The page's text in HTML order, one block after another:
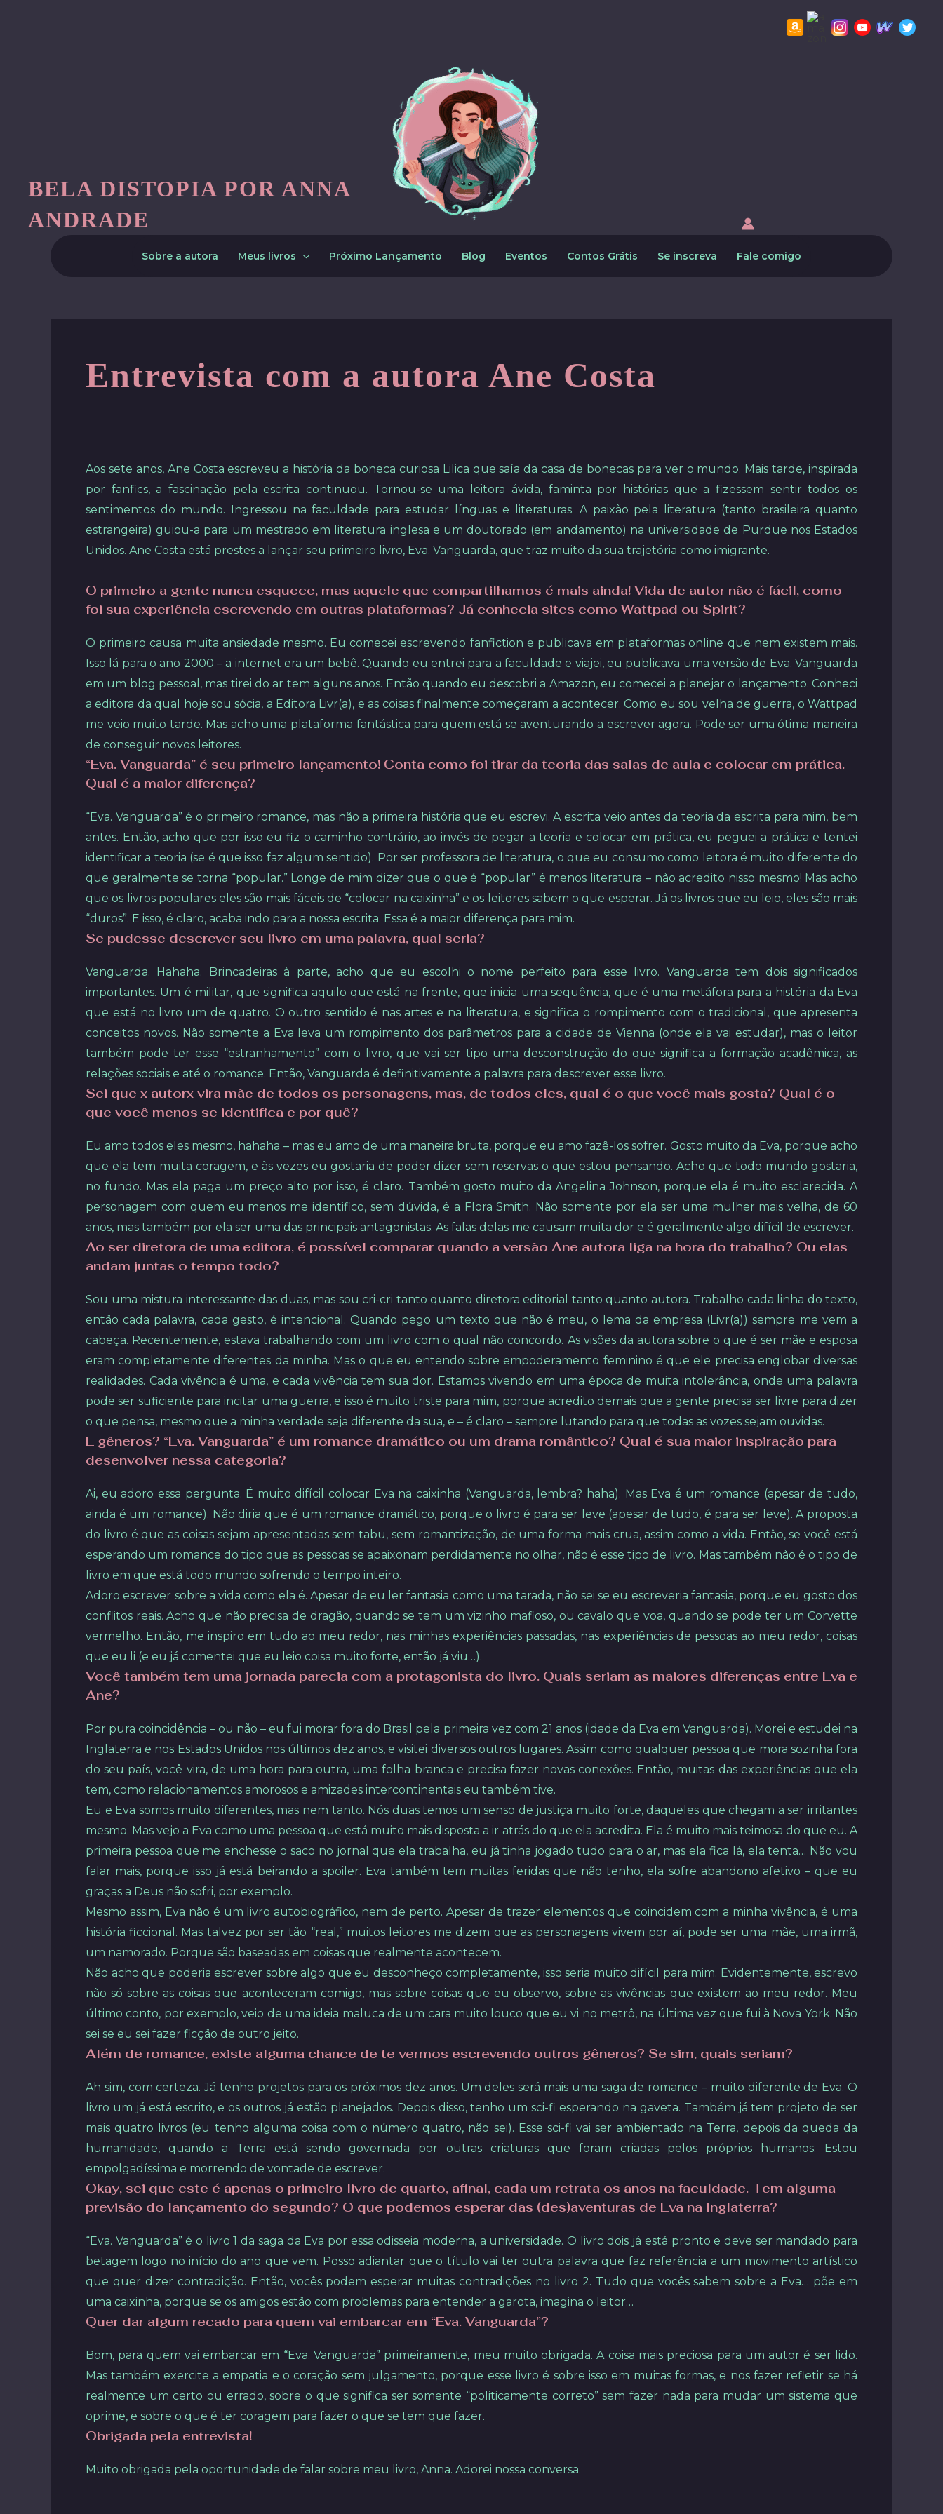
BELA DISTOPIA POR ANNA
ANDRADE
Sobre a autora Meus livros Próximo Lançamento Blog Eventos Contos Grátis Se inscreva Fale comigo
Entrevista com a autora Ane Costa
Aos sete anos, Ane Costa escreveu a história da boneca curiosa Lilica que saía da casa de bonecas para ver o mundo. Mais tarde, inspirada
por fanfics, a fascinação pela escrita continuou. Tornou-se uma leitora ávida, faminta por histórias que a fizessem sentir todos os
sentimentos do mundo. Ingressou na faculdade para estudar línguas e literaturas. A paixão pela literatura (tanto brasileira quanto
estrangeira) guiou-a para um mestrado em literatura inglesa e um doutorado (em andamento) na universidade de Purdue nos Estados
Unidos. Ane Costa está prestes a lançar seu primeiro livro, Eva. Vanguarda, que traz muito da sua trajetória como imigrante.
O primeiro a gente nunca esquece, mas aquele que compartilhamos é mais ainda! Vida de autor não é fácil, como
foi sua experiência escrevendo em outras plataformas? Já conhecia sites como Wattpad ou Spirit?
O primeiro causa muita ansiedade mesmo. Eu comecei escrevendo fanfiction e publicava em plataformas online que nem existem mais.
Isso lá para o ano 2000 – a internet era um bebê. Quando eu entrei para a faculdade e viajei, eu publicava uma versão de Eva. Vanguarda
em um blog pessoal, mas tirei do ar tem alguns anos. Então quando eu descobri a Amazon, eu comecei a planejar o lançamento. Conheci
a editora da qual hoje sou sócia, a Editora Livr(a), e as coisas finalmente começaram a acontecer. Como eu sou velha de guerra, o Wattpad
me veio muito tarde. Mas acho uma plataforma fantástica para quem está se aventurando a escrever agora. Pode ser uma ótima maneira
de conseguir novos leitores.
“Eva. Vanguarda” é seu primeiro lançamento! Conta como foi tirar da teoria das salas de aula e colocar em prática.
Qual é a maior diferença?
“Eva. Vanguarda” é o primeiro romance, mas não a primeira história que eu escrevi. A escrita veio antes da teoria da escrita para mim, bem
antes. Então, acho que por isso eu fiz o caminho contrário, ao invés de pegar a teoria e colocar em prática, eu peguei a prática e tentei
identificar a teoria (se é que isso faz algum sentido). Por ser professora de literatura, o que eu consumo como leitora é muito diferente do
que geralmente se torna “popular.” Longe de mim dizer que o que é “popular” é menos literatura – não acredito nisso mesmo! Mas acho
que os livros populares eles são mais fáceis de “colocar na caixinha” e os leitores sabem o que esperar. Já os livros que eu leio, eles são mais
“duros”. E isso, é claro, acaba indo para a nossa escrita. Essa é a maior diferença para mim.
Se pudesse descrever seu livro em uma palavra, qual seria?
Vanguarda. Hahaha. Brincadeiras à parte, acho que eu escolhi o nome perfeito para esse livro. Vanguarda tem dois significados
importantes. Um é militar, que significa aquilo que está na frente, que inicia uma sequência, que é uma metáfora para a história da Eva
que está no livro um de quatro. O outro sentido é nas artes e na literatura, e significa o rompimento com o tradicional, que apresenta
conceitos novos. Não somente a Eva leva um rompimento dos parâmetros para a cidade de Vienna (onde ela vai estudar), mas o leitor
também pode ter esse “estranhamento” com o livro, que vai ser tipo uma desconstrução do que significa a formação acadêmica, as
relações sociais e até o romance. Então, Vanguarda é definitivamente a palavra para descrever esse livro.
Sei que x autorx vira mãe de todos os personagens, mas, de todos eles, qual é o que você mais gosta? Qual é o
que você menos se identifica e por quê?
Eu amo todos eles mesmo, hahaha – mas eu amo de uma maneira bruta, porque eu amo fazê-los sofrer. Gosto muito da Eva, porque acho
que ela tem muita coragem, e às vezes eu gostaria de poder dizer sem reservas o que estou pensando. Acho que todo mundo gostaria,
no fundo. Mas ela paga um preço alto por isso, é claro. Também gosto muito da Angelina Johnson, porque ela é muito esclarecida. A
personagem com quem eu menos me identifico, sem dúvida, é a Flora Smith. Não somente por ela ser uma mulher mais velha, de 60
anos, mas também por ela ser uma das principais antagonistas. As falas delas me causam muita dor e é geralmente algo difícil de escrever.
Ao ser diretora de uma editora, é possível comparar quando a versão Ane autora liga na hora do trabalho? Ou elas
andam juntas o tempo todo?
Sou uma mistura interessante das duas, mas sou cri-cri tanto quanto diretora editorial tanto quanto autora. Trabalho cada linha do texto,
então cada palavra, cada gesto, é intencional. Quando pego um texto que não é meu, o lema da empresa (Livr(a)) sempre me vem a
cabeça. Recentemente, estava trabalhando com um livro com o qual não concordo. As visões da autora sobre o que é ser mãe e esposa
eram completamente diferentes da minha. Mas o que eu entendo sobre empoderamento feminino é que ele precisa englobar diversas
realidades. Cada vivência é uma, e cada vivência tem sua dor. Estamos vivendo em uma época de muita intolerância, onde uma palavra
pode ser suficiente para incitar uma guerra, e isso é muito triste para mim, porque acredito demais que a gente precisa ser livre para dizer
o que pensa, mesmo que a minha verdade seja diferente da sua, e – é claro – sempre lutando para que todas as vozes sejam ouvidas.
E gêneros? “Eva. Vanguarda” é um romance dramático ou um drama romântico? Qual é sua maior inspiração para
desenvolver nessa categoria?
Ai, eu adoro essa pergunta. É muito difícil colocar Eva na caixinha (Vanguarda, lembra? haha). Mas Eva é um romance (apesar de tudo,
ainda é um romance). Não diria que é um romance dramático, porque o livro é para ser leve (apesar de tudo, é para ser leve). A proposta
do livro é que as coisas sejam apresentadas sem tabu, sem romantização, de uma forma mais crua, assim como a vida. Então, se você está
esperando um romance do tipo que as pessoas se apaixonam perdidamente no olhar, não é esse tipo de livro. Mas também não é o tipo de
livro em que está todo mundo sofrendo o tempo inteiro.
Adoro escrever sobre a vida como ela é. Apesar de eu ler fantasia como uma tarada, não sei se eu escreveria fantasia, porque eu gosto dos
conflitos reais. Acho que não precisa de dragão, quando se tem um vizinho mafioso, ou cavalo que voa, quando se pode ter um Corvette
vermelho. Então, me inspiro em tudo ao meu redor, nas minhas experiências passadas, nas experiências de pessoas ao meu redor, coisas
que eu li (e eu já comentei que eu leio coisa muito forte, então já viu…).
Você também tem uma jornada parecia com a protagonista do livro. Quais seriam as maiores diferenças entre Eva e
Ane?
Por pura coincidência – ou não – eu fui morar fora do Brasil pela primeira vez com 21 anos (idade da Eva em Vanguarda). Morei e estudei na
Inglaterra e nos Estados Unidos nos últimos dez anos, e visitei diversos outros lugares. Assim como qualquer pessoa que mora sozinha fora
do seu país, você vira, de uma hora para outra, uma folha branca e precisa fazer novas conexões. Então, muitas das experiências que ela
tem, como relacionamentos amorosos e amizades intercontinentais eu também tive.
Eu e Eva somos muito diferentes, mas nem tanto. Nós duas temos um senso de justiça muito forte, daqueles que chegam a ser irritantes
mesmo. Mas vejo a Eva como uma pessoa que está muito mais disposta a ir atrás do que ela acredita. Ela é muito mais teimosa do que eu. A
primeira pessoa que me enchesse o saco no jornal que ela trabalha, eu já tinha jogado tudo para o ar, mas ela fica lá, ela tenta… Não vou
falar mais, porque isso já está beirando a spoiler. Eva também tem muitas feridas que não tenho, ela sofre abandono afetivo – que eu
graças a Deus não sofri, por exemplo.
Mesmo assim, Eva não é um livro autobiográfico, nem de perto. Apesar de trazer elementos que coincidem com a minha vivência, é uma
história ficcional. Mas talvez por ser tão “real,” muitos leitores me dizem que as personagens vivem por aí, pode ser uma mãe, uma irmã,
um namorado. Porque são baseadas em coisas que realmente acontecem.
Não acho que poderia escrever sobre algo que eu desconheço completamente, isso seria muito difícil para mim. Evidentemente, escrevo
não só sobre as coisas que aconteceram comigo, mas sobre coisas que eu observo, sobre as vivências que existem ao meu redor. Meu
último conto, por exemplo, veio de uma ideia maluca de um cara muito louco que eu vi no metrô, na última vez que fui à Nova York. Não
sei se eu sei fazer ficção de outro jeito.
Além de romance, existe alguma chance de te vermos escrevendo outros gêneros? Se sim, quais seriam?
Ah sim, com certeza. Já tenho projetos para os próximos dez anos. Um deles será mais uma saga de romance – muito diferente de Eva. O
livro um já está escrito, e os outros já estão planejados. Depois disso, tenho um sci-fi esperando na gaveta. Também já tem projeto de ser
mais quatro livros (eu tenho alguma coisa com o número quatro, não sei). Esse sci-fi vai ser ambientado na Terra, depois da queda da
humanidade, quando a Terra está sendo governada por outras criaturas que foram criadas pelos próprios humanos. Estou
empolgadíssima e morrendo de vontade de escrever.
Okay, sei que este é apenas o primeiro livro de quarto, afinal, cada um retrata os anos na faculdade. Tem alguma
previsão do lançamento do segundo? O que podemos esperar das (des)aventuras de Eva na Inglaterra?
“Eva. Vanguarda” é o livro 1 da saga da Eva por essa odisseia moderna, a universidade. O livro dois já está pronto e deve ser mandado para
betagem logo no início do ano que vem. Posso adiantar que o título vai ter outra palavra que faz referência a um movimento artístico
que quer dizer contradição. Então, vocês podem esperar muitas contradições no livro 2. Tudo que vocês sabem sobre a Eva… põe em
uma caixinha, porque se os amigos estão com problemas para entender a garota, imagina o leitor…
Quer dar algum recado para quem vai embarcar em “Eva. Vanguarda”?
Bom, para quem vai embarcar em “Eva. Vanguarda” primeiramente, meu muito obrigada. A coisa mais preciosa para um autor é ser lido.
Mas também exercite a empatia e o coração sem julgamento, porque esse livro é sobre isso em muitas formas, e nos fazer refletir se há
realmente um certo ou errado, sobre o que significa ser somente “politicamente correto” sem fazer nada para mudar um sistema que
oprime, e sobre o que é ter coragem para fazer o que se tem que fazer.
Obrigada pela entrevista!
Muito obrigada pela oportunidade de falar sobre meu livro, Anna. Adorei nossa conversa.